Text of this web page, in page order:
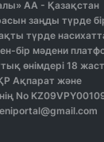
АА - Қазақстан
заңды түрде
түрде
бір мәдени
өнімдері 18
Ақпарат және
No